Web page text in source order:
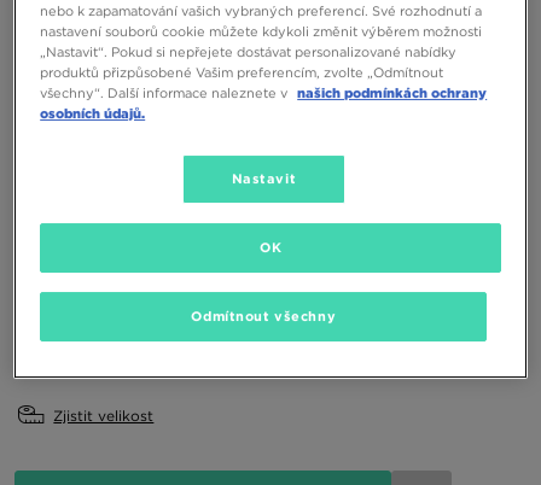
1190 Kč
Dostupné Barvy
36 36,5 37,5 38 38,5
Zjistit velikost
nebo k zapamatování vašich vybraných preferencí. Své rozhodnutí a
nastavení souborů cookie můžete kdykoli změnit výběrem možnosti
„Nastavit“. Pokud si nepřejete dostávat personalizované nabídky
produktů přizpůsobené Vašim preferencím, zvolte „Odmítnout
všechny“. Další informace naleznete v našich podmínkách ochrany
osobních údajů.
Nastavit
Odmítnout všechny
OK